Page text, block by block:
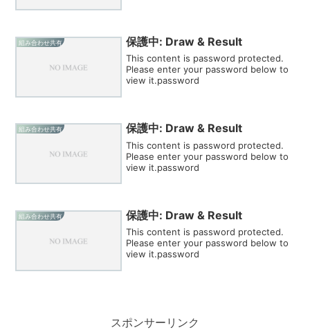
組み合わせ共有 保護中: Draw & Result
This content is password protected.
Please enter your password below to
view it.password
組み合わせ共有 保護中: Draw & Result
This content is password protected.
Please enter your password below to
view it.password
組み合わせ共有 保護中: Draw & Result
This content is password protected.
Please enter your password below to
view it.password
スポンサーリンク